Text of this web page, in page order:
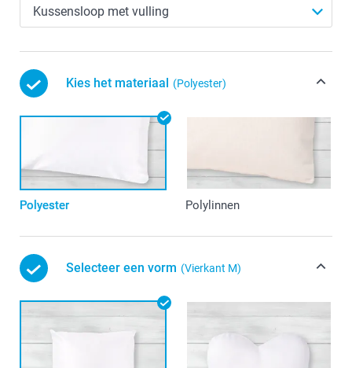
Kies het materiaal (Polyester)
Polyester Polylinnen
Selecteer een vorm (Vierkant M)